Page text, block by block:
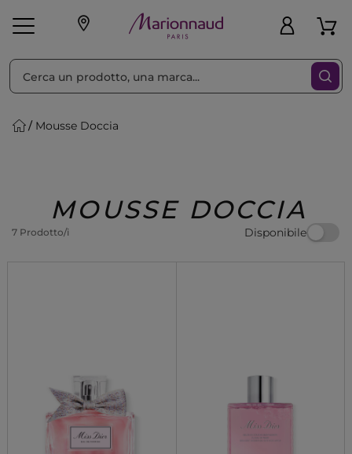
Make-up Profumi
Regalo
Mousse Doccia
MOUSSE DOCCIA
7 Prodotto/i Disponibile
Ordina per Filtra